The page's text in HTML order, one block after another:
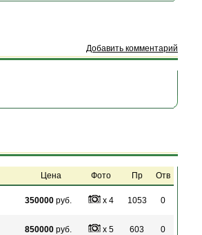
Добавить комментарий
Цена Фото Пр
Отв
350000 руб. x 4 1053 0
850000 руб. x 5 603 0